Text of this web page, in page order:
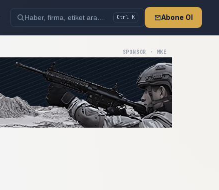
Ctrl K Abone Ol
SPONSOR · MKE